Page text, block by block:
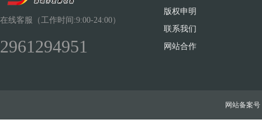
在线客服（工作时间:9:00-24:00）
2961294951
版权申明
联系我们
网站合作
网站备案号